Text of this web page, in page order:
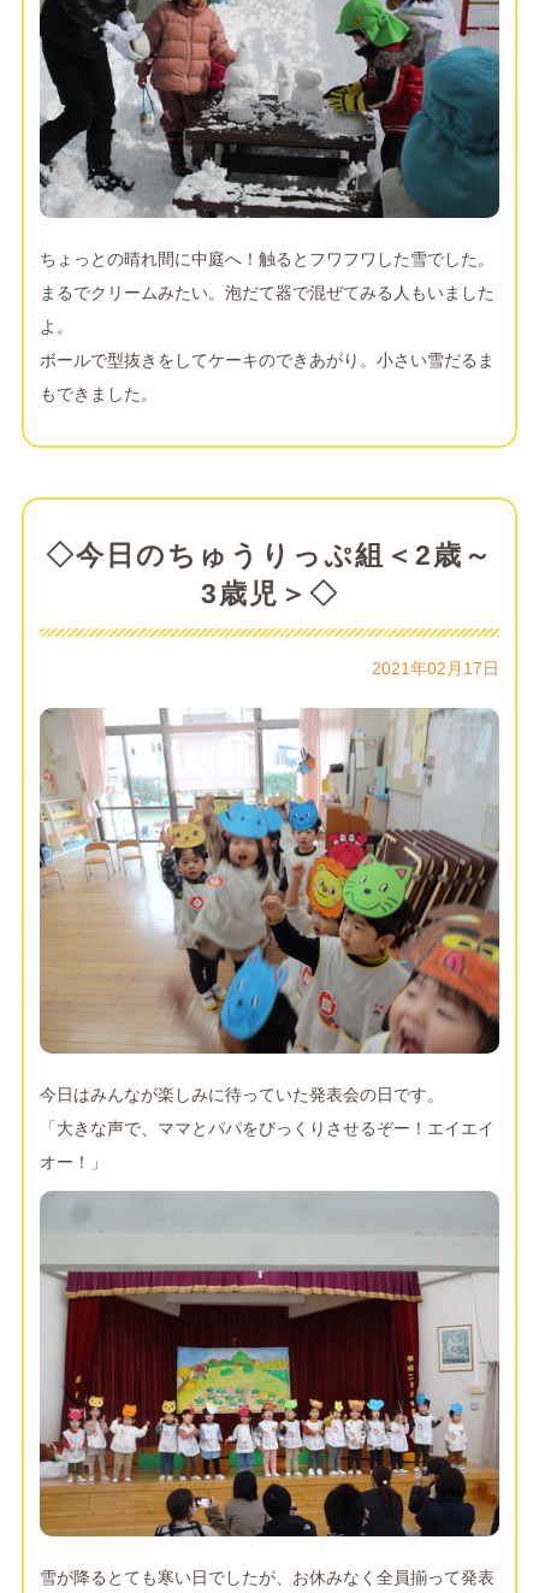
ちょっとの晴れ間に中庭へ！触るとフワフワした雪でした。
まるでクリームみたい。泡だて器で混ぜてみる人もいました
よ。
ボールで型抜きをしてケーキのできあがり。小さい雪だるま
もできました。
◇今日のちゅうりっぷ組＜2歳～
3歳児＞◇
2021年02月17日
今日はみんなが楽しみに待っていた発表会の日です。
「大きな声で、ママとパパをびっくりさせるぞー！エイエイ
オー！」
雪が降るとても寒い日でしたが、お休みなく全員揃って発表